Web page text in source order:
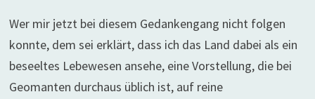
Wer mir jetzt bei diesem Gedankengang nicht folgen
konnte, dem sei erklärt, dass ich das Land dabei als ein
beseeltes Lebewesen ansehe, eine Vorstellung, die bei
Geomanten durchaus üblich ist, auf reine